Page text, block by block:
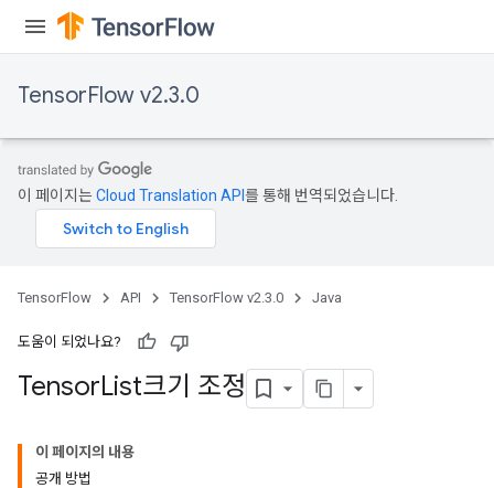
TensorFlow v2.3.0
이 페이지는Cloud Translation API 를 통해 번역되었습니다.
TensorFlow API TensorFlow v2.3.0 Java
도움이 되었나요?
TensorList크기 조정
이 페이지의 내용
공개 방법